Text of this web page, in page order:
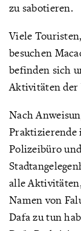
zu sabotieren.
Viele
besuchen
befinden sich
Aktivitäten der
Nach
Praktizierende
Polizeibüro
alle
Namen von
Dafa zu tun